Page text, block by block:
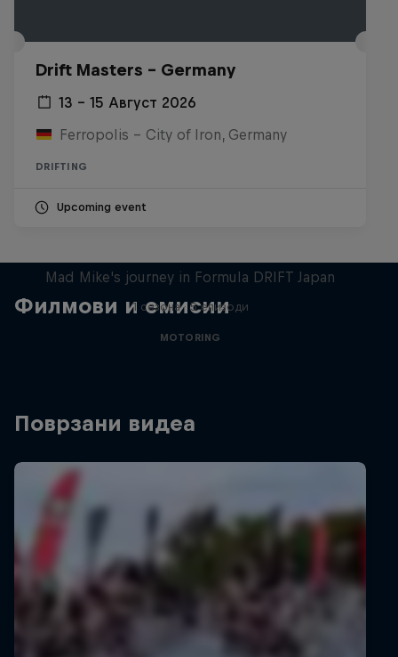
Drift Masters – Germany
13 – 15 Август 2026
Ferropolis – City of Iron, Germany
DRIFTING
Upcoming event
Филмови и емисии
Mad Mike's journey in Formula DRIFT Japan
1 сезона · 5 епизоди
MOTORING
Поврзани видеа